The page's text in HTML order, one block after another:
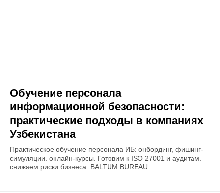
Обучение персонала
информационной безопасности:
практические подходы в компаниях
Узбекистана
Практическое обучение персонала ИБ: онбординг, фишинг-
симуляции, онлайн-курсы. Готовим к ISO 27001 и аудитам,
снижаем риски бизнеса. BALTUM BUREAU.